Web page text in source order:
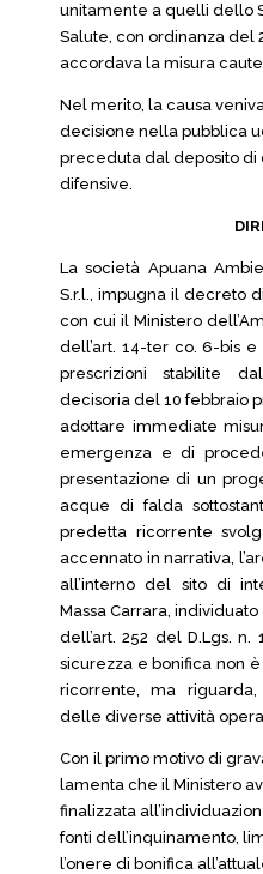
unitamente a quelli dello
Salute, con ordinanza del
accordava la misura
Nel merito, la causa
decisione nella pubblica
preceduta dal deposito
difensive.
La società Apuana
S.r.l., impugna il decreto
con cui il Ministero
dell’art. 14-ter co. 6-bis
prescrizioni stabilite
decisoria del 10 febbraio
adottare immediate
emergenza e di
presentazione di un
acque di falda
predetta ricorrente
accennato in narrativa,
all’interno del sito di
Massa Carrara,
dell’art. 252 del D.Lgs. n.
sicurezza e bonifica non
ricorrente, ma
delle diverse attività
Con il primo motivo di
lamenta che il Ministero
finalizzata
fonti dell’inquinamento,
l’onere di bonifica